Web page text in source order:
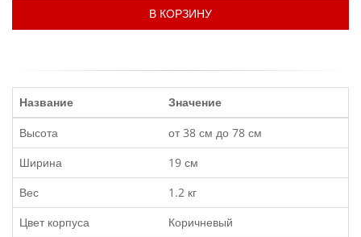
В КОРЗИНУ
Название
Значение
Высота
от 38 см до 78 см
Ширина
19 см
Вес
1.2 кг
Цвет корпуса
Коричневый